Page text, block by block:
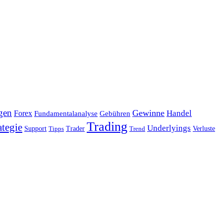
Forex Fundamentalanalyse Gebühren Gewinne Handel
Support Tipps Trader Trading Trend Underlyings Verluste